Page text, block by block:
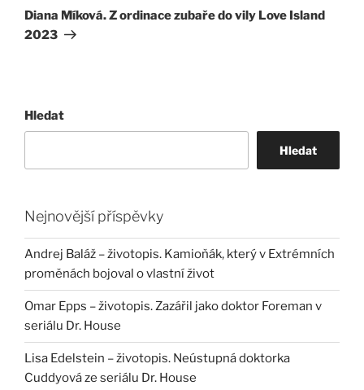
příspěvek
Diana Míková. Z ordinace zubaře do vily Love Island
2023
Hledat
Hledat
Nejnovější příspěvky
Andrej Baláž – životopis. Kamioňák, který v Extrémních
proměnách bojoval o vlastní život
Omar Epps – životopis. Zazářil jako doktor Foreman v
seriálu Dr. House
Lisa Edelstein – životopis. Neústupná doktorka
Cuddyová ze seriálu Dr. House